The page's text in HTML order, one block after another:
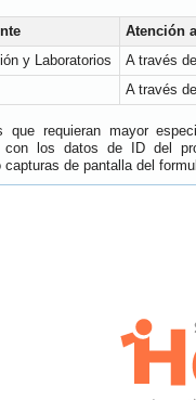
Atención
y Laboratorios
A través del
A través del
que requieran mayor
con los datos de ID del
capturas de pantalla del